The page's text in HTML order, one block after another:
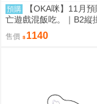
預購
【OKA咪】11月
亡遊戲混飯吃。｜B2縦
(新繪插畫) (幽鬼)
售價 1140